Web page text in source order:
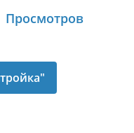
Просмотров